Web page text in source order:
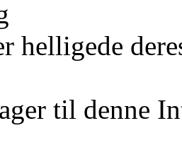
helligede
til denne